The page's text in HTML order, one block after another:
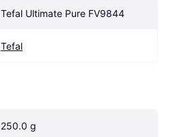
Tefal Ultimate Pure FV9844
Tefal
250.0 g